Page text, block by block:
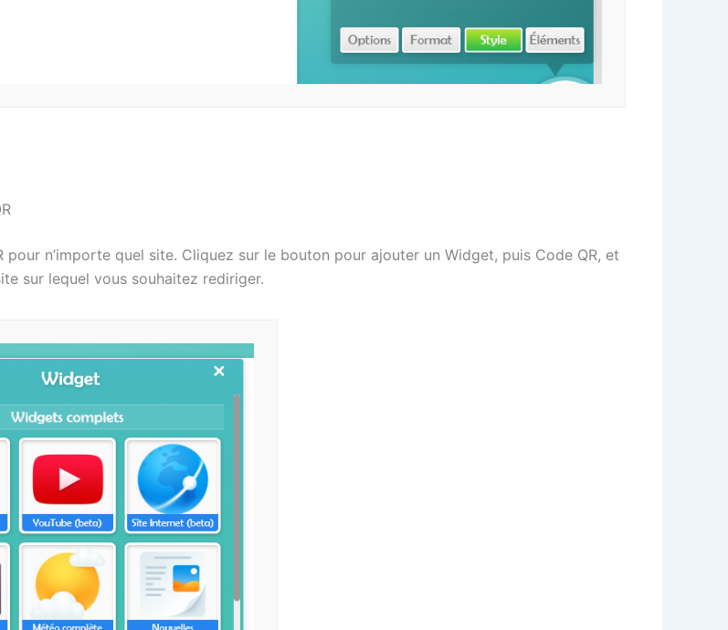
pour n’importe quel site. Cliquez sur le bouton pour ajouter un Widget, puis Code QR, et
sur lequel vous souhaitez rediriger.